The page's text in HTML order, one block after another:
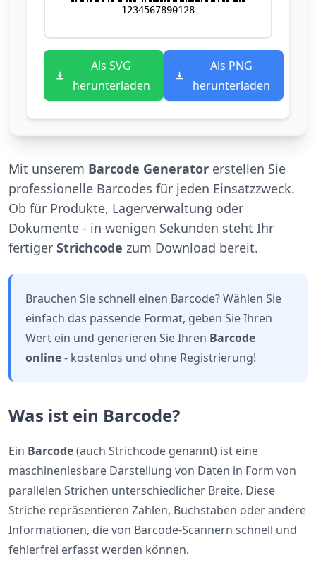
1234567890128
Als SVG
herunterladen
Als PNG
herunterladen
Mit unserem Barcode Generator erstellen Sie
professionelle Barcodes für jeden Einsatzzweck.
Ob für Produkte, Lagerverwaltung oder
Dokumente - in wenigen Sekunden steht Ihr
fertiger Strichcode zum Download bereit.
Brauchen Sie schnell einen Barcode? Wählen Sie
einfach das passende Format, geben Sie Ihren
Wert ein und generieren Sie Ihren Barcode
online- kostenlos und ohne Registrierung!
Was ist ein Barcode?
Ein Barcode(auch Strichcode genannt) ist eine
maschinenlesbare Darstellung von Daten in Form von
parallelen Strichen unterschiedlicher Breite. Diese
Striche repräsentieren Zahlen, Buchstaben oder andere
Informationen, die von Barcode-Scannern schnell und
fehlerfrei erfasst werden können.